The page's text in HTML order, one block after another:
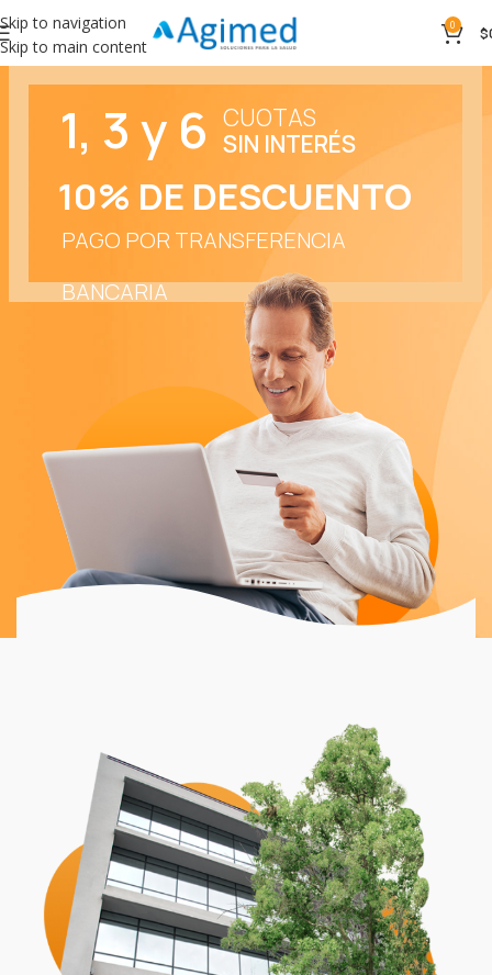
Skip to navigation
Skip to main content
0 $
10% DE DESCUENTO
1, 3y 6 CUOTAS
SIN INTERÉS
PAGO POR TRANSFERENCIA
BANCARIA